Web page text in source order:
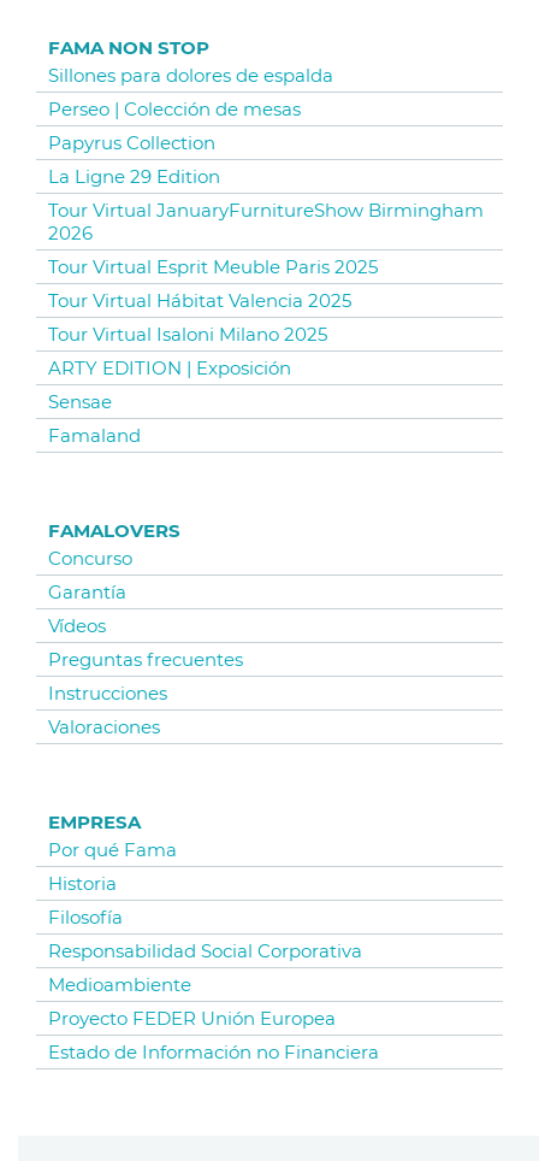
FAMA NON STOP
Sillones para dolores de espalda
Perseo | Colección de mesas
Papyrus Collection
La Ligne 29 Edition
Tour Virtual JanuaryFurnitureShow Birmingham
2026
Tour Virtual Esprit Meuble Paris 2025
Tour Virtual Hábitat Valencia 2025
Tour Virtual Isaloni Milano 2025
ARTY EDITION | Exposición
Sensae
Famaland
FAMALOVERS
Concurso
Garantía
Vídeos
Preguntas frecuentes
Instrucciones
Valoraciones
EMPRESA
Por qué Fama
Historia
Filosofía
Responsabilidad Social Corporativa
Medioambiente
Proyecto FEDER Unión Europea
Estado de Información no Financiera